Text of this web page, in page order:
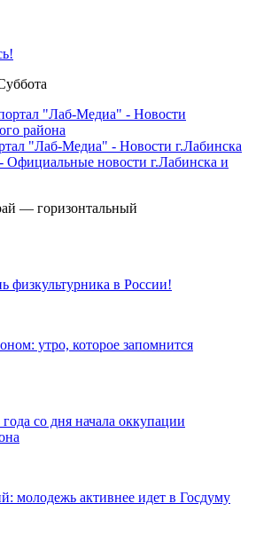
"Лаб-Медиа" - Новости г.Лабинска
Официальные новости г.Лабинска и
физкультурника в России!
утро, которое запомнится
со дня начала оккупации
молодежь активнее идет в Госдуму